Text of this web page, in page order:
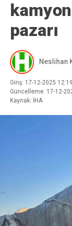
pazarı
Neslihan
Giriş: 17-12-2025 12:19
Güncelleme: 17-12-
Kaynak: İHA